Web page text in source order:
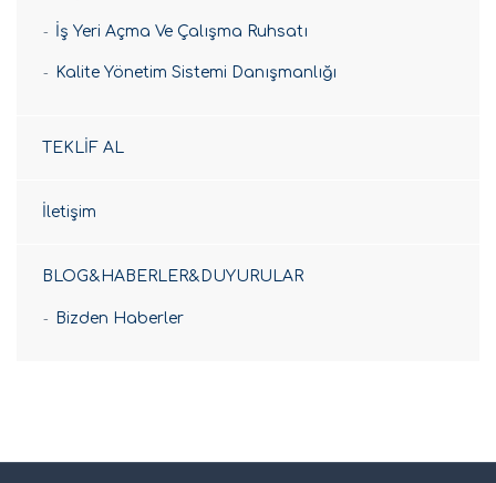
İş Yeri Açma Ve Çalışma Ruhsatı
Kalite Yönetim Sistemi Danışmanlığı
TEKLİF AL
İletişim
BLOG&HABERLER&DUYURULAR
Bizden Haberler